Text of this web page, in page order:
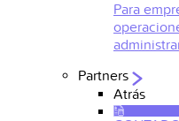
Para
Partners
Atrás